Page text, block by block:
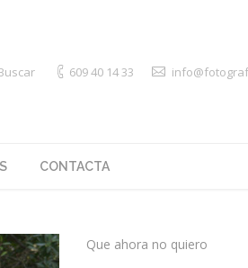
609 40 14 33
CONTACTA
Que ahora no quiero